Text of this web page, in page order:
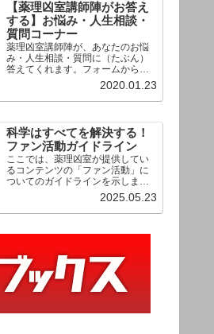
【薬理凶室講師陣がお答え
する】お悩み・人生相談・
質問コーナー
薬理凶室講師陣が、あなたのお悩
み・人生相談・質問に（たぶん）
答えてくれます。フォームからお
送りいただいた相談は、順次、動
画として公開される予定（時期未
定）！ どうぞお気軽にご質問く
2020.01.23
科学はすべてを解決する！
ファン活動ガイドライン
ここでは、薬理凶室が提供してい
るコンテンツの「ファン活動」に
ついてのガイドラインを示しま
す。ご利用の場合は当ガイドライ
ンを遵守して頂けますよう、よろ
しくお願い申し上げます。
2025.05.23